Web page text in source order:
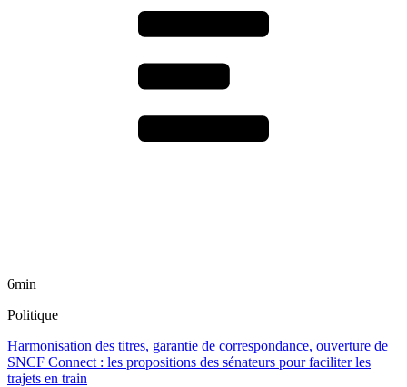
6min
Politique
Harmonisation des titres, garantie de correspondance, ouverture de
SNCF Connect : les propositions des sénateurs pour faciliter les
trajets en train